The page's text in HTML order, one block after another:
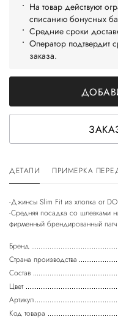
На товар действуют
списанию бонусных
Средние сроки
Оператор подтвердит
заказа.
ДЕТАЛИ ПРИМЕРКА
-Джинсы Slim Fit из хлопка от
-Средняя посадка со шлевками
фирменный брендированный
Бренд
Страна производства
Состав
Цвет
Артикул
Код товара